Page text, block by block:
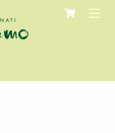
Cart